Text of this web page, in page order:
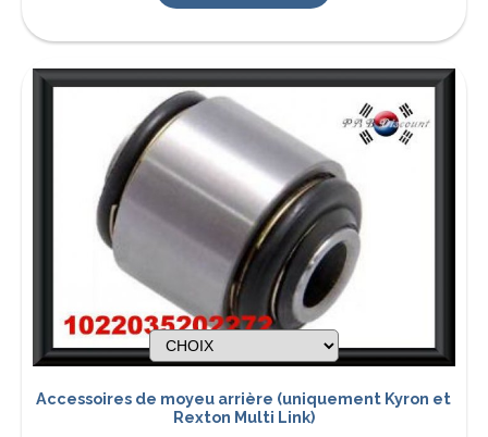
Accessoires de moyeu arrière (uniquement Kyron et
Rexton Multi Link)